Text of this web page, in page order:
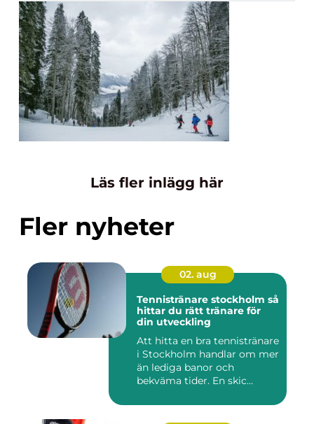
Läs fler inlägg här
Fler nyheter
02. aug
Tennistränare stockholm så
hittar du rätt tränare för
din utveckling
Att hitta en bra tennistränare
i Stockholm handlar om mer
än lediga banor och
bekväma tider. En skic...